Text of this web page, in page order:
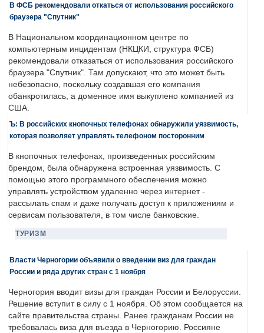
В ФСБ рекомендовали откаться от использования российского
браузера "Спутник"
В Национальном координационном центре по
компьютерным инцидентам (НКЦКИ, структура ФСБ)
рекомендовали отказаться от использования российского
браузера "Спутник". Там допускают, что это может быть
небезопасно, поскольку создавшая его компания
обанкротилась, а доменное имя выкуплено компанией из
США.
Ъ: В российских кнопочных телефонах обнаружили уязвимость,
которая позволяет управлять телефоном посторонним
В кнопочных телефонах, произведенных российским
брендом, была обнаружена встроенная уязвимость. С
помощью этого программного обеспечения можно
управлять устройством удаленно через интернет -
рассылать спам и даже получать доступ к приложениям и
сервисам пользователя, в том числе банковские.
ТУРИЗМ
Власти Черногории объявили о введении виз для граждан
России и ряда других стран с 1 ноября
Черногория вводит визы для граждан России и Белоруссии.
Решение вступит в силу с 1 ноября. Об этом сообщается на
сайте правительства страны. Ранее гражданам России не
требовалась виза для въезда в Черногорию. Россияне